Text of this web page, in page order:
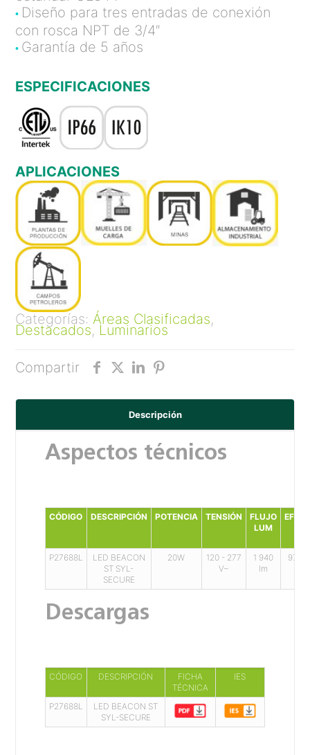
• Diseño para tres entradas de conexión
con rosca NPT de 3/4″
• Garantía de 5 años
ESPECIFICACIONES
APLICACIONES
Categorías:Áreas Clasificadas,
Destacados, Luminarios
Compartir
Descripción
Aspectos técnicos
CÓDIGO DESCRIPCIÓN POTENCIA TENSIÓN
FLUJO
LUM
P27688L
LED BEACON
ST SYL-
SECURE
20W
120 - 277
V~
1 940
lm
97
Descargas
CÓDIGO DESCRIPCIÓN
FICHA
TÉCNICA
IES
P27688L
LED BEACON ST
SYL-SECURE